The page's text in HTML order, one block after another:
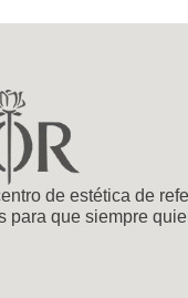
de estética de
para que siempre